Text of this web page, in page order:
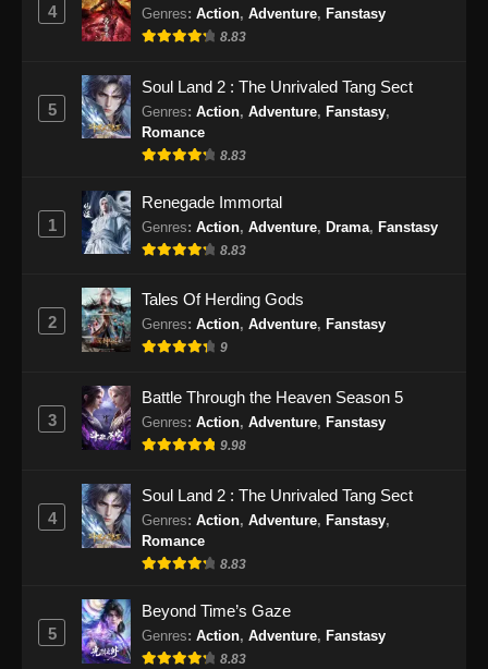
4 Genres: Action, Adventure, Fanstasy
8.83
5
Soul Land 2 : The Unrivaled Tang Sect
Genres: Action, Adventure, Fanstasy,
Romance
8.83
1
Renegade Immortal
Genres: Action, Adventure, Drama, Fanstasy
8.83
2
Tales Of Herding Gods
Genres: Action, Adventure, Fanstasy
9
3
Battle Through the Heaven Season 5
Genres: Action, Adventure, Fanstasy
9.98
4
Soul Land 2 : The Unrivaled Tang Sect
Genres: Action, Adventure, Fanstasy,
Romance
8.83
5
Beyond Time’s Gaze
Genres: Action, Adventure, Fanstasy
8.83